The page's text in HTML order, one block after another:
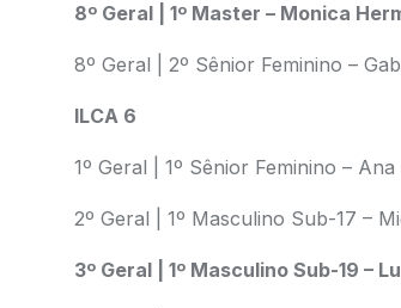
8º Geral | 1º Master – Monica
8º Geral | 2º Sênior Feminino –
ILCA 6
1º Geral | 1º Sênior Feminino – Ana
2º Geral | 1º Masculino Sub-17 –
3º Geral | 1º Masculino Sub-19 –